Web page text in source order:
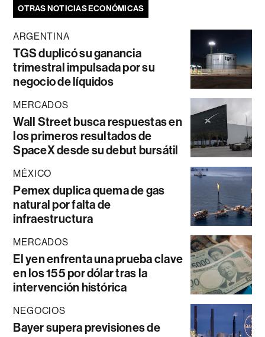
OTRAS NOTICIAS ECONÓMICAS
ARGENTINA
TGS duplicó su ganancia
trimestral impulsada por su
negocio de líquidos
MERCADOS
Wall Street busca respuestas en
los primeros resultados de
SpaceX desde su debut bursátil
MÉXICO
Pemex duplica quema de gas
natural por falta de
infraestructura
MERCADOS
El yen enfrenta una prueba clave
en los 155 por dólar tras la
intervención histórica
NEGOCIOS
Bayer supera previsiones de